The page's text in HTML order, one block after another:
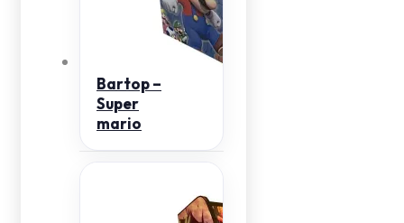
Bartop –
Super
mario